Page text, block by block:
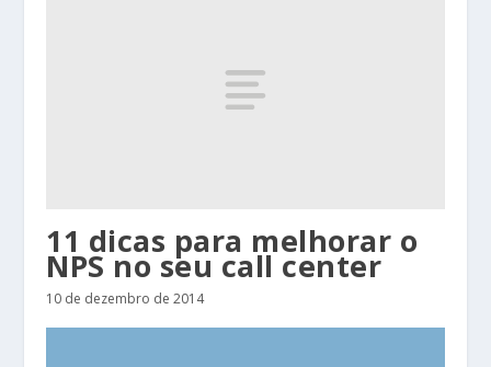
11 dicas para melhorar o
NPS no seu call center
10 de dezembro de 2014